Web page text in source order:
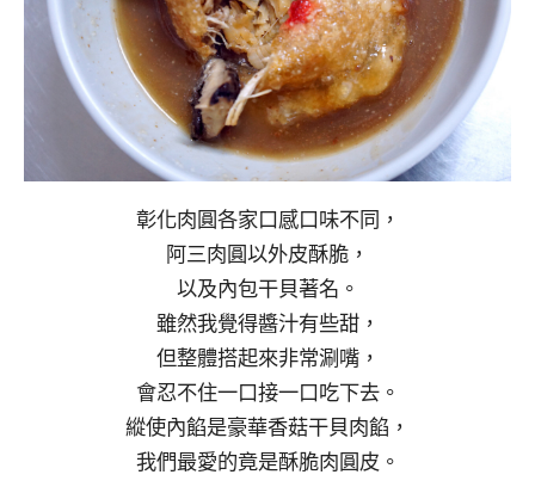
彰化肉圓各家口感口味不同，
阿三肉圓以外皮酥脆，
以及內包干貝著名。
雖然我覺得醬汁有些甜，
但整體搭起來非常涮嘴，
會忍不住一口接一口吃下去。
縱使內餡是豪華香菇干貝肉餡，
我們最愛的竟是酥脆肉圓皮。